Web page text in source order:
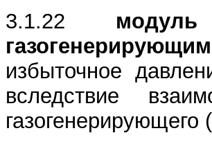
3.1.22 модуль
избыточное
вследствие
газогенерирующего